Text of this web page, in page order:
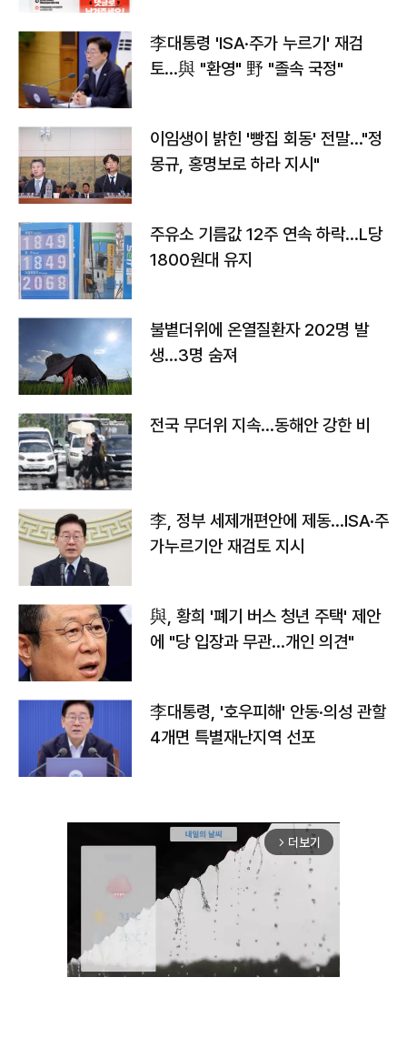
李대통령 'ISA·주가 누르기' 재검
토…與 "환영" 野 "졸속 국정"
이임생이 밝힌 '빵집 회동' 전말…"정
몽규, 홍명보로 하라 지시"
주유소 기름값 12주 연속 하락…L당
1800원대 유지
불볕더위에 온열질환자 202명 발
생…3명 숨져
전국 무더위 지속…동해안 강한 비
李, 정부 세제개편안에 제동…ISA·주
가누르기안 재검토 지시
與, 황희 '폐기 버스 청년 주택' 제안
에 "당 입장과 무관…개인 의견"
李대통령, '호우피해' 안동·의성 관할
4개면 특별재난지역 선포
arrow_forward_ios 더보기